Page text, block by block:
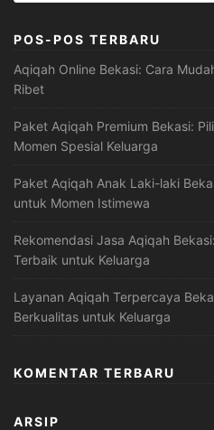
POS-POS TERBARU
Aqiqah Online Bekasi: Cara
Ribet
Paket Aqiqah Premium Bekasi:
Momen Spesial Keluarga
Paket Aqiqah Anak Laki-laki
untuk Momen Istimewa
Rekomendasi Jasa Aqiqah
Terbaik untuk Keluarga
Layanan Aqiqah Terpercaya
Berkualitas untuk Keluarga
KOMENTAR TERBARU
ARSIP